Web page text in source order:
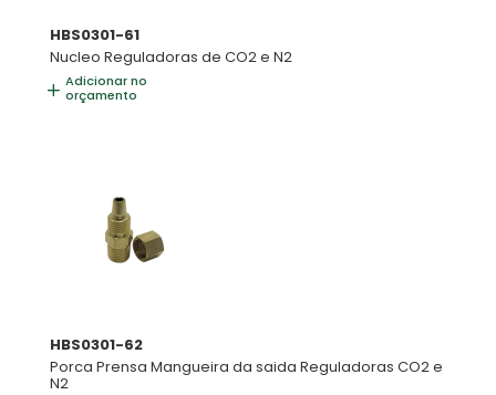
HBS0301-61
Nucleo Reguladoras de CO2 e N2
Adicionar no
orçamento
HBS0301-62
Porca Prensa Mangueira da saida Reguladoras CO2 e
N2